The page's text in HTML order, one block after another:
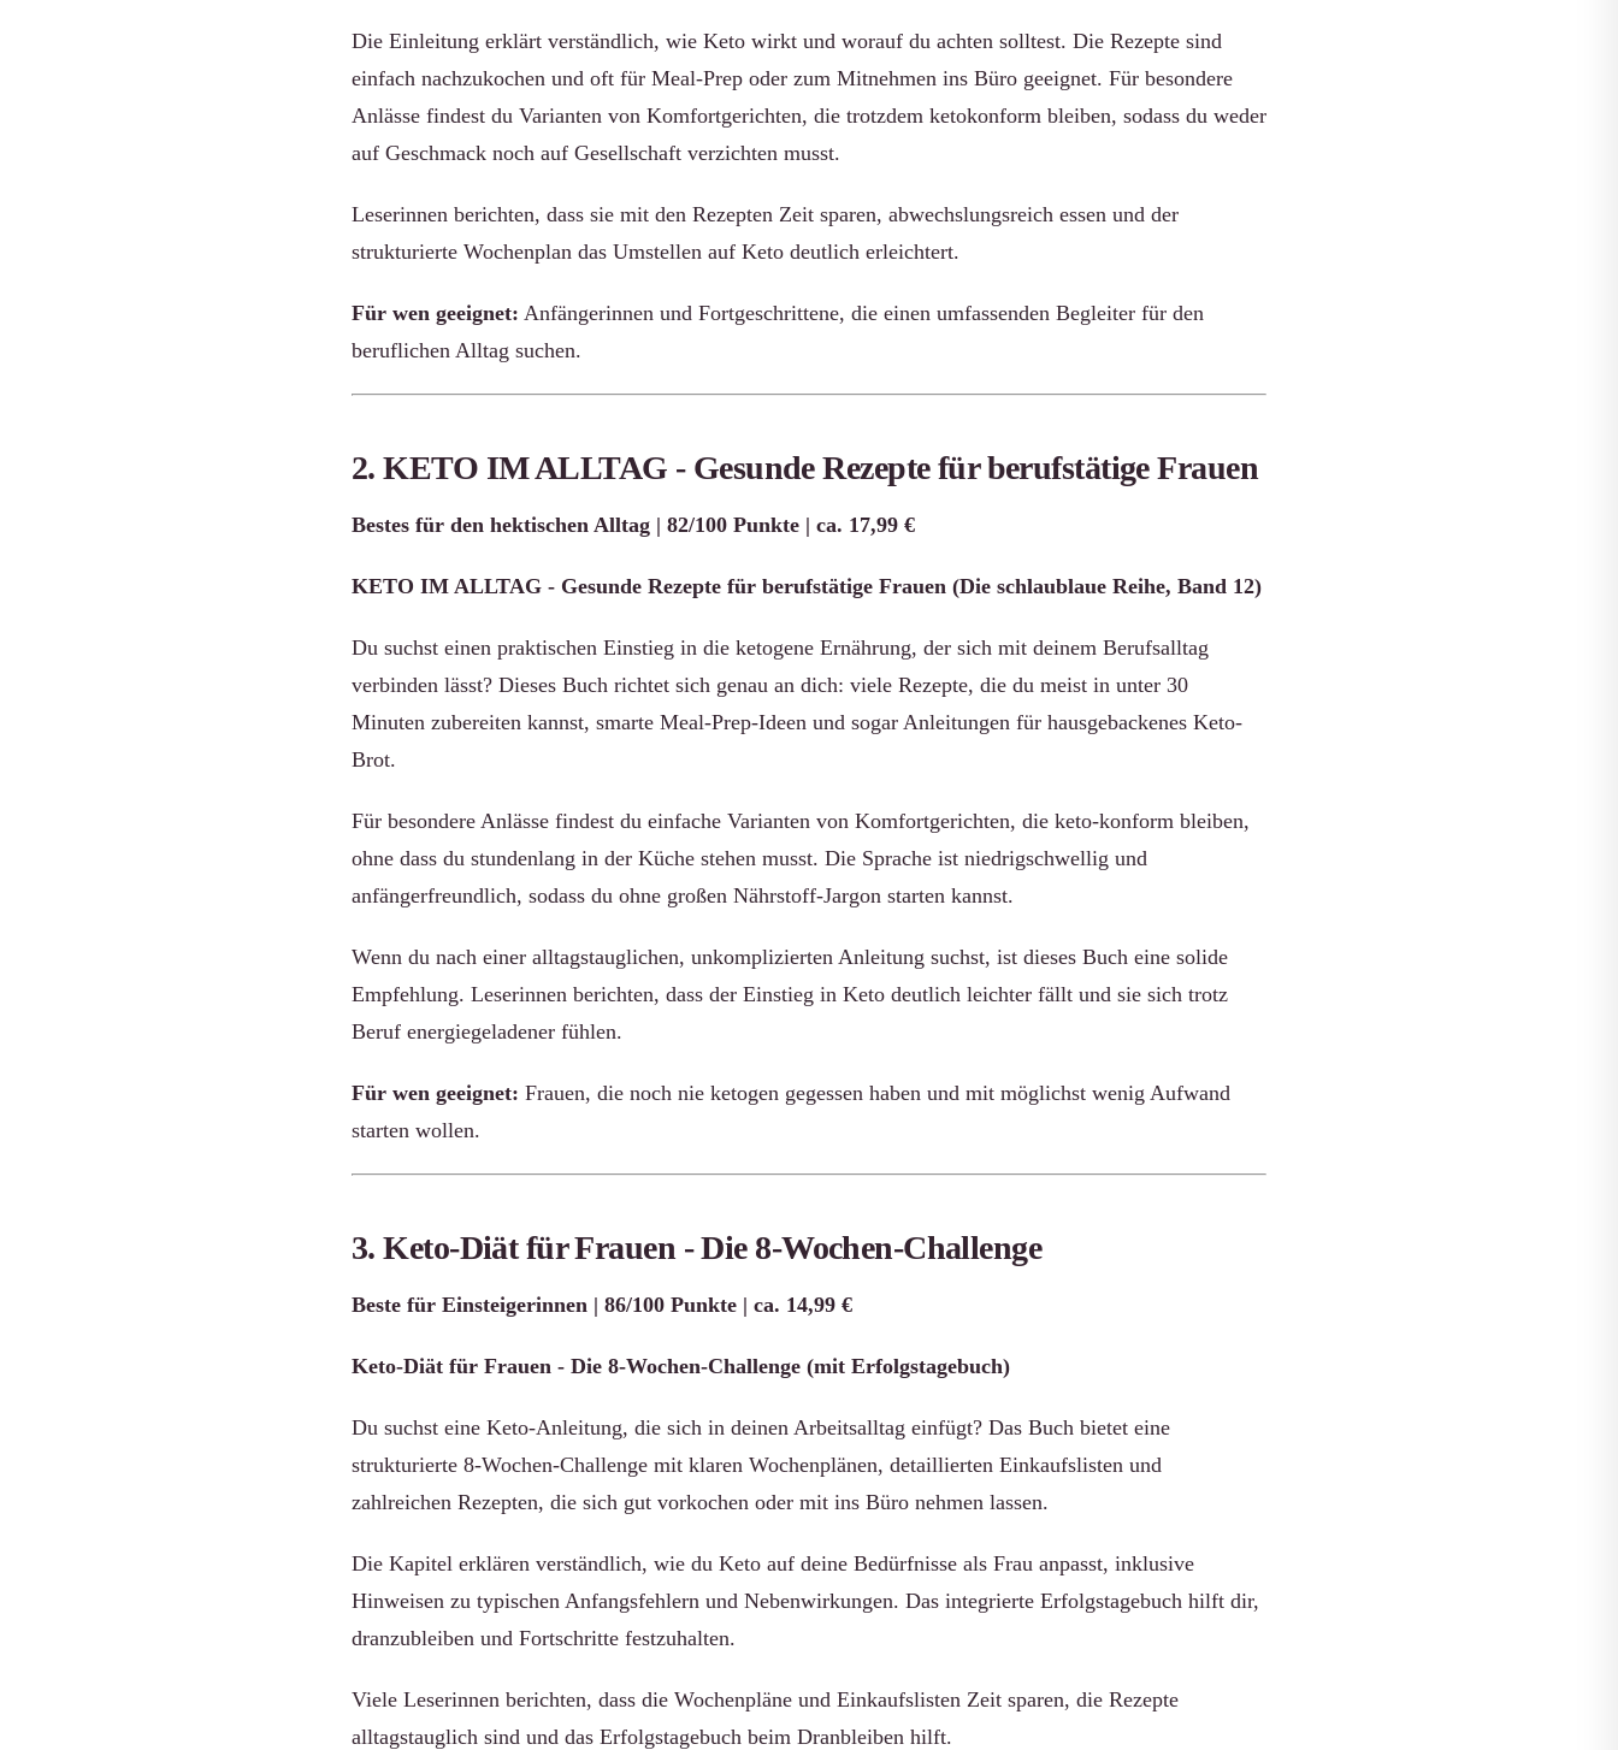
Die Einleitung erklärt verständlich, wie Keto wirkt und worauf du achten solltest. Die Rezepte sind
einfach nachzukochen und oft für Meal-Prep oder zum Mitnehmen ins Büro geeignet. Für besondere
Anlässe findest du Varianten von Komfortgerichten, die trotzdem ketokonform bleiben, sodass du weder
auf Geschmack noch auf Gesellschaft verzichten musst.
Leserinnen berichten, dass sie mit den Rezepten Zeit sparen, abwechslungsreich essen und der
strukturierte Wochenplan das Umstellen auf Keto deutlich erleichtert.
Für wen geeignet: Anfängerinnen und Fortgeschrittene, die einen umfassenden Begleiter für den
beruflichen Alltag suchen.
2. KETO IM ALLTAG - Gesunde Rezepte für berufstätige Frauen
Bestes für den hektischen Alltag | 82/100 Punkte | ca. 17,99 €
KETO IM ALLTAG - Gesunde Rezepte für berufstätige Frauen (Die schlaublaue Reihe, Band 12)
Du suchst einen praktischen Einstieg in die ketogene Ernährung, der sich mit deinem Berufsalltag
verbinden lässt? Dieses Buch richtet sich genau an dich: viele Rezepte, die du meist in unter 30
Minuten zubereiten kannst, smarte Meal-Prep-Ideen und sogar Anleitungen für hausgebackenes Keto-
Brot.
Für besondere Anlässe findest du einfache Varianten von Komfortgerichten, die keto-konform bleiben,
ohne dass du stundenlang in der Küche stehen musst. Die Sprache ist niedrigschwellig und
anfängerfreundlich, sodass du ohne großen Nährstoff-Jargon starten kannst.
Wenn du nach einer alltagstauglichen, unkomplizierten Anleitung suchst, ist dieses Buch eine solide
Empfehlung. Leserinnen berichten, dass der Einstieg in Keto deutlich leichter fällt und sie sich trotz
Beruf energiegeladener fühlen.
Für wen geeignet: Frauen, die noch nie ketogen gegessen haben und mit möglichst wenig Aufwand
starten wollen.
3. Keto-Diät für Frauen - Die 8-Wochen-Challenge
Beste für Einsteigerinnen | 86/100 Punkte | ca. 14,99 €
Keto-Diät für Frauen - Die 8-Wochen-Challenge (mit Erfolgstagebuch)
Du suchst eine Keto-Anleitung, die sich in deinen Arbeitsalltag einfügt? Das Buch bietet eine
strukturierte 8-Wochen-Challenge mit klaren Wochenplänen, detaillierten Einkaufslisten und
zahlreichen Rezepten, die sich gut vorkochen oder mit ins Büro nehmen lassen.
Die Kapitel erklären verständlich, wie du Keto auf deine Bedürfnisse als Frau anpasst, inklusive
Hinweisen zu typischen Anfangsfehlern und Nebenwirkungen. Das integrierte Erfolgstagebuch hilft dir,
dranzubleiben und Fortschritte festzuhalten.
Viele Leserinnen berichten, dass die Wochenpläne und Einkaufslisten Zeit sparen, die Rezepte
alltagstauglich sind und das Erfolgstagebuch beim Dranbleiben hilft.